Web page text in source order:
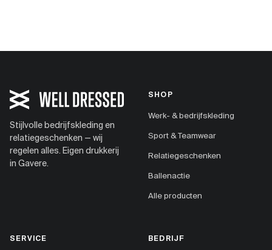
Stijlvolle bedrijfskleding en
relatiegeschenken — wij
regelen alles. Eigen drukkerij
in Gavere.
SHOP
Werk- & bedrijfskleding
Sport & Teamwear
Relatiegeschenken
Ballenactie
Alle producten
SERVICE BEDRIJF